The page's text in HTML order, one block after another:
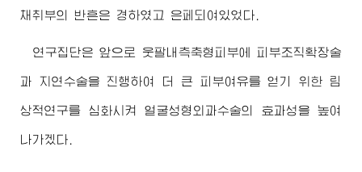
채취부의 반흔은 경하였고 은페되여있었다.
연구집단은 앞으로 웃팔내측축형피부에 피부조직확장술
과 지연수술을 진행하여 더 큰 피부여유를 얻기 위한 림
상적연구를 심화시켜 얼굴성형외과수술의 효과성을 높여
나가겠다.